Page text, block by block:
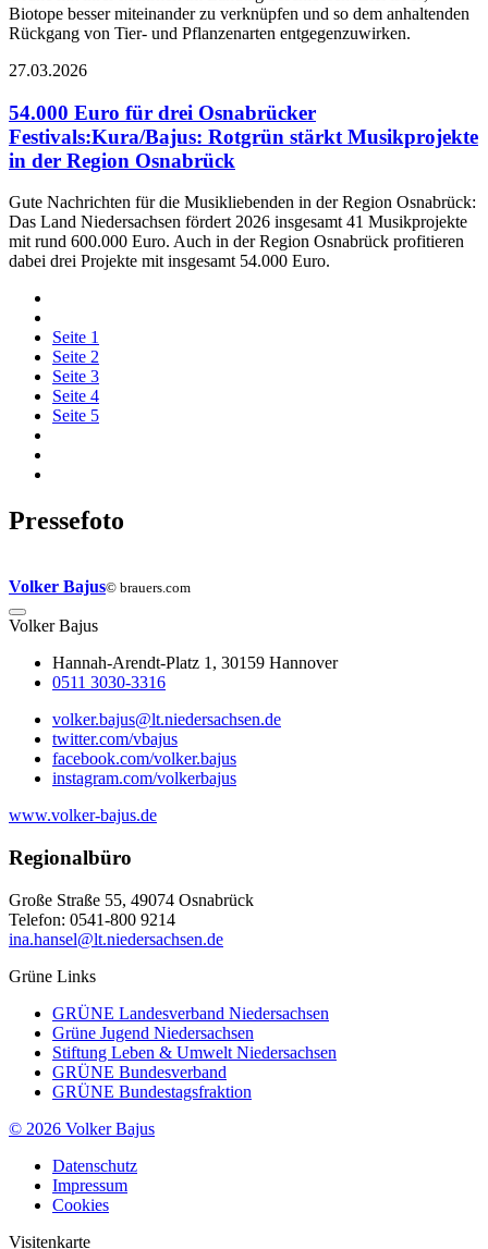
Biotope besser miteinander zu verknüpfen und so dem anhaltenden
Rückgang von Tier- und Pflanzenarten entgegenzuwirken.
27.03.2026
54.000 Euro für drei Osnabrücker
Festivals:Kura/Bajus: Rotgrün stärkt Musikprojekte
in der Region Osnabrück
Gute Nachrichten für die Musikliebenden in der Region Osnabrück:
Das Land Niedersachsen fördert 2026 insgesamt 41 Musikprojekte
mit rund 600.000 Euro. Auch in der Region Osnabrück profitieren
dabei drei Projekte mit insgesamt 54.000 Euro.
Seite 1
Seite 2
Seite 3
Seite 4
Seite 5
Pressefoto
Volker Bajus© brauers.com
VolkerBajus
Hannah-Arendt-Platz 1, 30159 Hannover
0511 3030-3316
volker.bajus@lt.niedersachsen.de
twitter.com/vbajus
facebook.com/volker.bajus
instagram.com/volkerbajus
www.volker-bajus.de
Regionalbüro
Große Straße 55, 49074 Osnabrück
Telefon: 0541-800 9214
ina.hansel@lt.niedersachsen.de
Grüne Links
GRÜNE Landesverband Niedersachsen
Grüne Jugend Niedersachsen
Stiftung Leben & Umwelt Niedersachsen
GRÜNE Bundesverband
GRÜNE Bundestagsfraktion
© 2026 Volker Bajus
Datenschutz
Impressum
Cookies
Visitenkarte